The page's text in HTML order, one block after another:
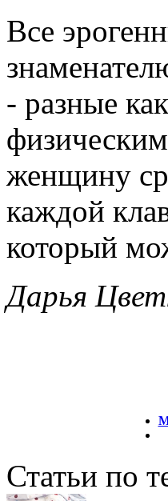
Все
- разные
женщину
каждой
который
Дарья
Статьи по